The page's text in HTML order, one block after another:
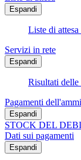
Espandi
Liste di
Servizi in rete
Espandi
Risultati delle
Pagamenti
Espandi
STOCK DEL
Dati sui pagamenti
Espandi